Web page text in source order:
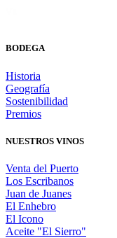
BODEGA
Historia
Geografía
Sostenibilidad
Premios
NUESTROS VINOS
Venta del Puerto
Los Escribanos
Juan de Juanes
El Enhebro
El Icono
Aceite "El Sierro"